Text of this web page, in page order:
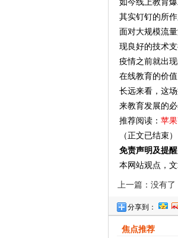
其实钉钉的所
面对大规模流
现良好的技术
疫情之前就出
在线教育的价
长远来看，这
来教育发展的必
推荐阅读： 苹
（正文已结束）
免责声明及提醒
本网站观点，
上一篇：没有了
分享到：
焦点推荐